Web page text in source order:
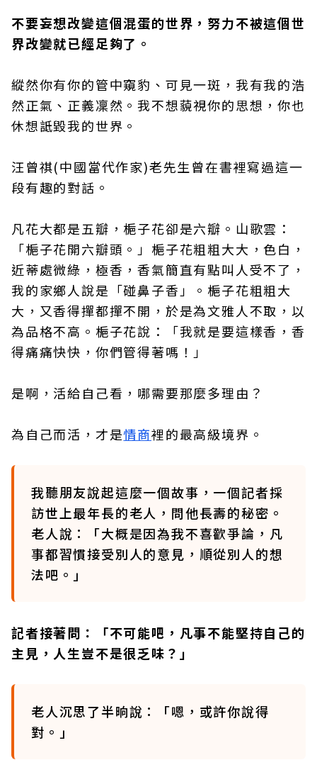
不要妄想改變這個混蛋的世界，努力不被這個世
界改變就已經足夠了。
縱然你有你的管中窺豹、可見一斑，我有我的浩
然正氣、正義凜然。我不想藐視你的思想，你也
休想詆毀我的世界。
汪曾祺(中國當代作家)老先生曾在書裡寫過這一
段有趣的對話。
凡花大都是五瓣，梔子花卻是六瓣。山歌雲：
「梔子花開六瓣頭。」梔子花粗粗大大，色白，
近蒂處微綠，極香，香氣簡直有點叫人受不了，
我的家鄉人說是「碰鼻子香」。梔子花粗粗大
大，又香得撣都撣不開，於是為文雅人不取，以
為品格不高。梔子花說：「我就是要這樣香，香
得痛痛快快，你們管得著嗎！」
是啊，活給自己看，哪需要那麼多理由？
為自己而活，才是情商裡的最高級境界。
我聽朋友說起這麼一個故事，一個記者採
訪世上最年長的老人，問他長壽的秘密。
老人說：「大概是因為我不喜歡爭論，凡
事都習慣接受別人的意見，順從別人的想
法吧。」
記者接著問：「不可能吧，凡事不能堅持自己的
主見，人生豈不是很乏味？」
老人沉思了半晌說：「嗯，或許你說得
對。」